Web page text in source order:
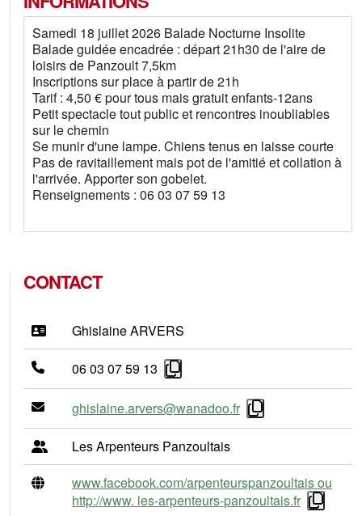
Samedi 18 juillet 2026 Balade Nocturne Insolite
Balade guidée encadrée : départ 21h30 de l'aire de
loisirs de Panzoult 7,5km
Inscriptions sur place à partir de 21h
Tarif : 4,50 € pour tous mais gratuit enfants-12ans
Petit spectacle tout public et rencontres inoubliables
sur le chemin
Se munir d'une lampe. Chiens tenus en laisse courte
Pas de ravitaillement mais pot de l'amitié et collation à
l'arrivée. Apporter son gobelet.
Renseignements : 06 03 07 59 13
CONTACT
Ghislaine ARVERS
06 03 07 59 13
ghislaine.arvers@wanadoo.fr
Les Arpenteurs Panzoultais
www.facebook.com/arpenteurspanzoultais ou
http://www. les-arpenteurs-panzoultais.fr